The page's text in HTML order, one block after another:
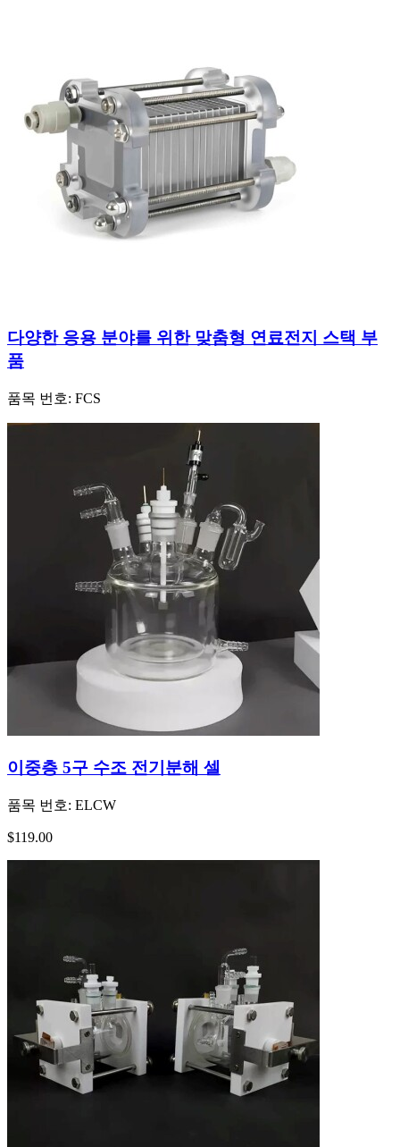
다양한 응용 분야를 위한 맞춤형 연료전지 스택 부
품
품목 번호: FCS
이중층 5구 수조 전기분해 셀
품목 번호: ELCW
$119.00